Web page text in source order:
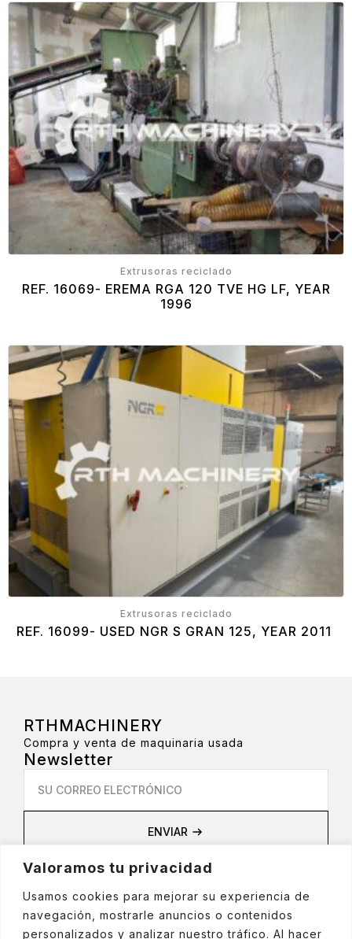
Valoramos tu privacidad
Usamos cookies para mejorar su experiencia de
navegación, mostrarle anuncios o contenidos
personalizados y analizar nuestro tráfico. Al hacer
Extrusoras reciclado
REF. 16069- EREMA RGA 120 TVE HG LF, YEAR
1996
Extrusoras reciclado
REF. 16099- USED NGR S GRAN 125, YEAR 2011
RTHMACHINERY
Compra y venta de maquinaria usada
Newsletter
Email
ENVIAR
Privacidad
Política de privacidad
Política de cookies
Política de Redes Sociales